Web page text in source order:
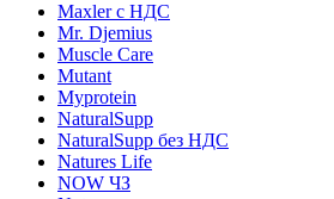
Maxler с НДС
Mr. Djemius
Muscle Care
Mutant
Myprotein
NaturalSupp
NaturalSupp без НДС
Natures Life
NOW ЧЗ